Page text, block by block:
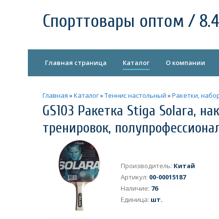
Спорттовары оптом /
Главная страница Каталог О компании
Главная »Каталог»Теннис настольный »Ракетки,
GS103 Ракетка Stiga Solara,
тренировок,
Производитель: Китай
Артикул: 00-00015187
Наличие: 76
Единица: шт.